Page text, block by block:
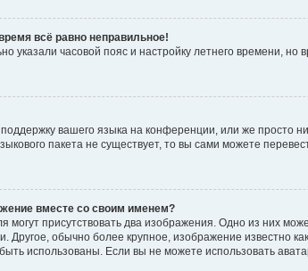
всё равно неправильное!
указали часовой пояс и настройку летнего времени,
вашего языка на конференции, или же просто
пакета не существует, то вы сами можете
вместе со своим именем?
могут присутствовать два изображения. Одно из них
Другое, обычно более крупное, изображение известно
быть использованы. Если вы не можете использовать